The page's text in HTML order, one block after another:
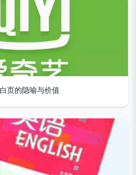
页的隐喻与价值